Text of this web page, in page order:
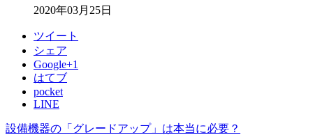
2020年03月25日
ツイート
シェア
Google+1
はてブ
pocket
LINE
設備機器の「グレードアップ」は本当に必要？